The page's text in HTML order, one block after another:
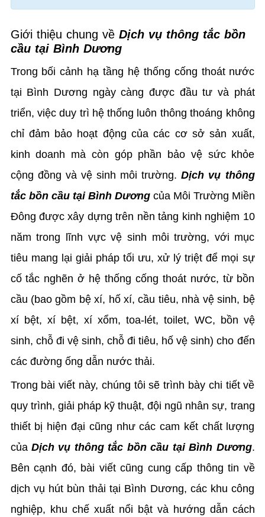
Giới thiệu chung về Dịch vụ thông tắc bồn
cầu tại Bình Dương
Trong bối cảnh hạ tầng hệ thống cống thoát nước
tại Bình Dương ngày càng được đầu tư và phát
triển, việc duy trì hệ thống luôn thông thoáng không
chỉ đảm bảo hoạt động của các cơ sở sản xuất,
kinh doanh mà còn góp phần bảo vệ sức khỏe
cộng đồng và vệ sinh môi trường.Dịch vụ thông
tắc bồn cầu tại Bình Dươngcủa Môi Trường Miền
Đông được xây dựng trên nền tảng kinh nghiệm 10
năm trong lĩnh vực vệ sinh môi trường, với mục
tiêu mang lại giải pháp tối ưu, xử lý triệt để mọi sự
cố tắc nghẽn ở hệ thống cống thoát nước, từ bồn
cầu (bao gồm bệ xí, hố xí, cầu tiêu, nhà vệ sinh, bệ
xí bệt, xí bệt, xí xổm, toa-lét, toilet, WC, bồn vệ
sinh, chỗ đi vệ sinh, chỗ đi tiêu, hố vệ sinh) cho đến
các đường ống dẫn nước thải.
Trong bài viết này, chúng tôi sẽ trình bày chi tiết về
quy trình, giải pháp kỹ thuật, đội ngũ nhân sự, trang
thiết bị hiện đại cũng như các cam kết chất lượng
của Dịch vụ thông tắc bồn cầu tại Bình Dương.
Bên cạnh đó, bài viết cũng cung cấp thông tin về
dịch vụ hút bùn thải tại Bình Dương, các khu công
nghiệp, khu chế xuất nổi bật và hướng dẫn cách